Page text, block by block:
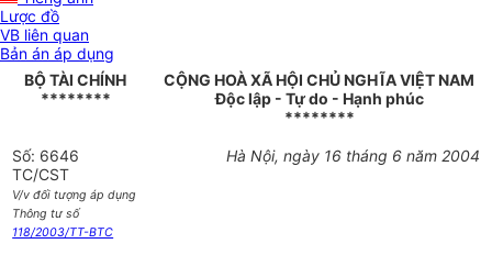
Lược đồ
VB liên quan
Bản án áp dụng
BỘ TÀI CHÍNH
********
CỘNG HOÀ XÃ HỘI CHỦ NGHĨA VIỆT NAM
Độc lập - Tự do - Hạnh phúc
********
Số: 6646
TC/CST
V/v đối tượng áp dụng
Thông tư số
118/2003/TT-BTC
Hà Nội, ngày 16 tháng 6 năm 2004